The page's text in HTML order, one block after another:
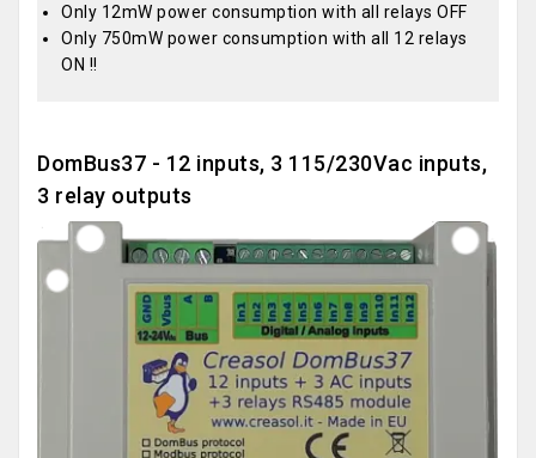
Only 12mW power consumption with all relays OFF
Only 750mW power consumption with all 12 relays
ON !!
DomBus37 - 12 inputs, 3 115/230Vac inputs,
3 relay outputs